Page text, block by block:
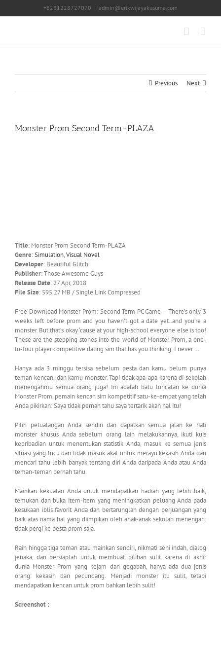
+6281228727070 | admin@erikwijayakusuma.com
Previous Next
Monster Prom Second Term-PLAZA
Title: Monster Prom Second Term-PLAZA
Genre:Simulation,Visual Novel
Developer: Beautiful Glitch
Publisher: Those Awesome Guys
Release Date: 27 Apr, 2018
File Size: 595.27 MB / Single Link Compressed
Free Download Monster Prom: Second Term PC Game – There’s only 3
weeks left before prom and you haven’t got a date yet..and you’re a
monster. But that’s okay ‘cause at your high-school everyone else is too!
These are the stepping stones into the world of Monster Prom, a one-
to-four player competitive dating sim that has you thinking: I never …
Hanya ada 3 minggu tersisa sebelum pesta dan kamu belum punya
teman kencan..dan kamu monster. Tapi tidak apa-apa karena di sekolah
menengahmu semua orang juga! Ini adalah batu loncatan ke dunia
Monster Prom, pemain kencan sim kompetitif satu-ke-empat yang telah
Anda pikirkan: Saya tidak pernah tahu saya tertarik akan hal itu!
Pilih petualangan Anda sendiri dan dapatkan semua jalan ke hati
monster khusus Anda sebelum orang lain melakukannya, ikuti kuis
kepribadian untuk menentukan statistik Anda, masuk ke semua jenis
situasi yang lucu dan tidak masuk akal untuk merayu kekasih Anda dan
mencari tahu lebih banyak tentang diri Anda daripada Anda atau Anda
teman-teman pernah tahu.
Mainkan kekuatan Anda untuk mendapatkan hadiah yang lebih baik,
temukan dan buka item-item yang meningkatkan peluang Anda pada
kesukaan iblis favorit Anda dan bertarunglah dengan perjuangan yang
baik atas nama hal yang diimpikan oleh anak-anak sekolah menengah:
tidak pergi ke pesta prom saja.
Raih hingga tiga teman atau mainkan sendiri, nikmati seni indah, dialog
jenaka, dan bersiaplah untuk membuat pilihan sulit karena di akhir
dunia Monster Prom yang kejam dan gegabah, hanya ada dua jenis
orang: kekasih dan pecundang. Menjadi monster itu sulit, tetapi
mendapatkan kencan untuk prom bahkan lebih sulit!
Screenshot :